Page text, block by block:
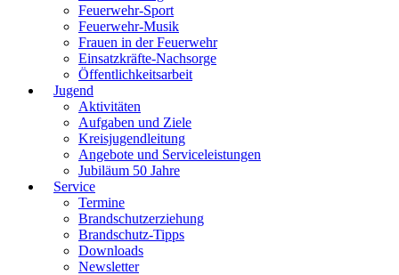
Feuerwehr-Sport
Feuerwehr-Musik
Frauen in der Feuerwehr
Einsatzkräfte-Nachsorge
Öffentlichkeitsarbeit
Jugend
Aktivitäten
Aufgaben und Ziele
Kreisjugendleitung
Angebote und Serviceleistungen
Jubiläum 50 Jahre
Service
Termine
Brandschutzerziehung
Brandschutz-Tipps
Downloads
Newsletter